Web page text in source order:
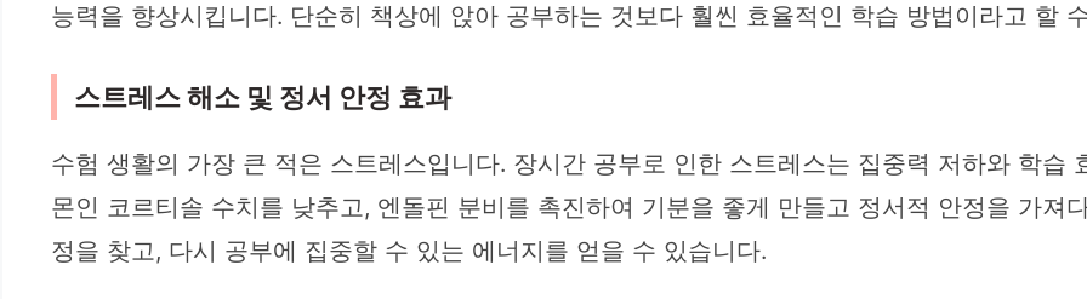
능력을 향상시킵니다. 단순히 책상에 앉아 공부하는 것보다 훨씬 효율적인 학습 방법이라고 할
스트레스 해소 및 정서 안정 효과
수험 생활의 가장 큰 적은 스트레스입니다. 장시간 공부로 인한 스트레스는 집중력 저하와 학습
몬인 코르티솔 수치를 낮추고, 엔돌핀 분비를 촉진하여 기분을 좋게 만들고 정서적 안정을 가져
정을 찾고, 다시 공부에 집중할 수 있는 에너지를 얻을 수 있습니다.